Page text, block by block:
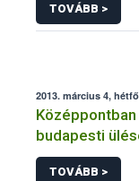
TOVÁBB >
2013. március 4, hétfő
budapesti
TOVÁBB >